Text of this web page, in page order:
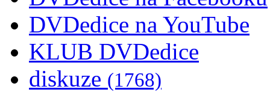
DVDedice na YouTube
KLUB DVDedice
diskuze (1768)